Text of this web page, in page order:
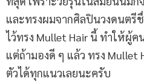
และทรงผมจากศิลปินวงดนตรี
ไว้ทรง Mullet Hair นี้ ทำให้ผู้
แต่ถ้ามองดี ๆ แล้ว ทรง Mullet
ตัวได้ทุกแนวเลยนะครับ